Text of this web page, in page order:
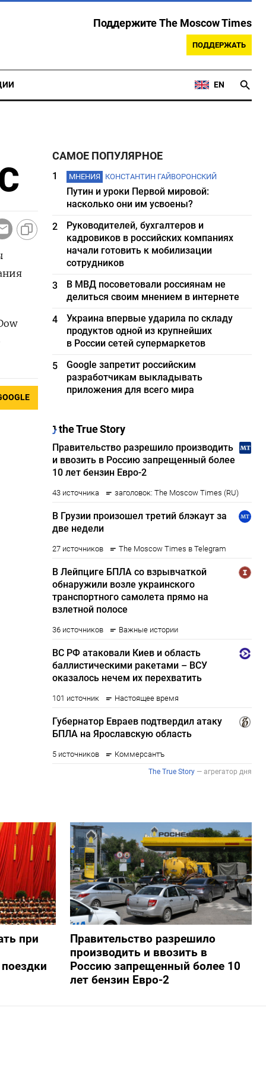
Поддержите The Moscow Times
ПОДДЕРЖАТЬ
EN
САМОЕ ПОПУЛЯРНОЕ
1 МНЕНИЯ КОНСТАНТИН ГАЙВОРОНСКИЙ
Путин и уроки Первой мировой:
насколько они им усвоены?
2
Руководителей, бухгалтеров и
кадровиков в российских компаниях
начали готовить к мобилизации
сотрудников
3
В МВД посоветовали россиянам не
делиться своим мнением в интернете
4
Украина впервые ударила по складу
продуктов одной из крупнейших
в России сетей супермаркетов
5
Google запретит российским
разработчикам выкладывать
приложения для всего мира
при
Правительство разрешило
производить и ввозить в
Россию запрещенный более 10
лет бензин Евро-2